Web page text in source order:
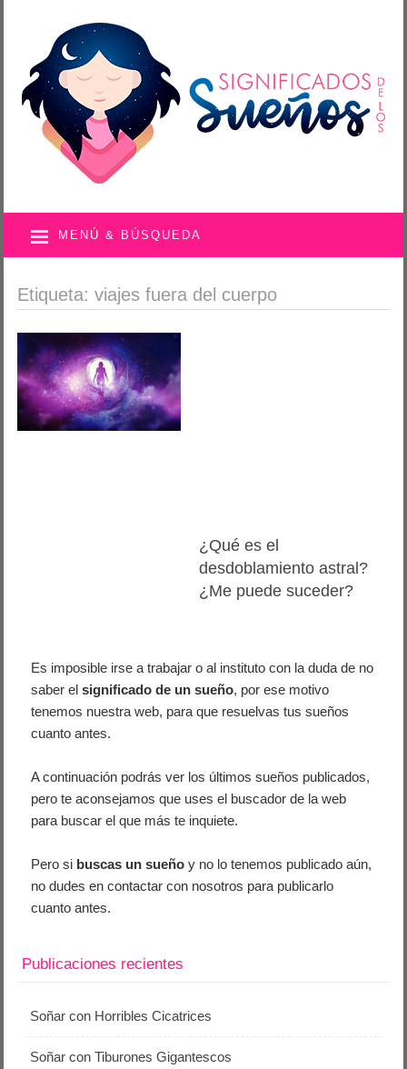
MENÚ & BÚSQUEDA
Etiqueta: viajes fuera del cuerpo
¿Qué es el
desdoblamiento astral?
¿Me puede suceder?
Es imposible irse a trabajar o al instituto con la duda de no
saber elsignificado de un sueño, por ese motivo
tenemos nuestra web, para que resuelvas tus sueños
cuanto antes.
A continuación podrás ver los últimos sueños publicados,
pero te aconsejamos que uses el buscador de la web
para buscar el que más te inquiete.
Pero si buscas un sueño y no lo tenemos publicado aún,
no dudes en contactar con nosotros para publicarlo
cuanto antes.
Publicaciones recientes
Soñar con Horribles Cicatrices
Soñar con Tiburones Gigantescos